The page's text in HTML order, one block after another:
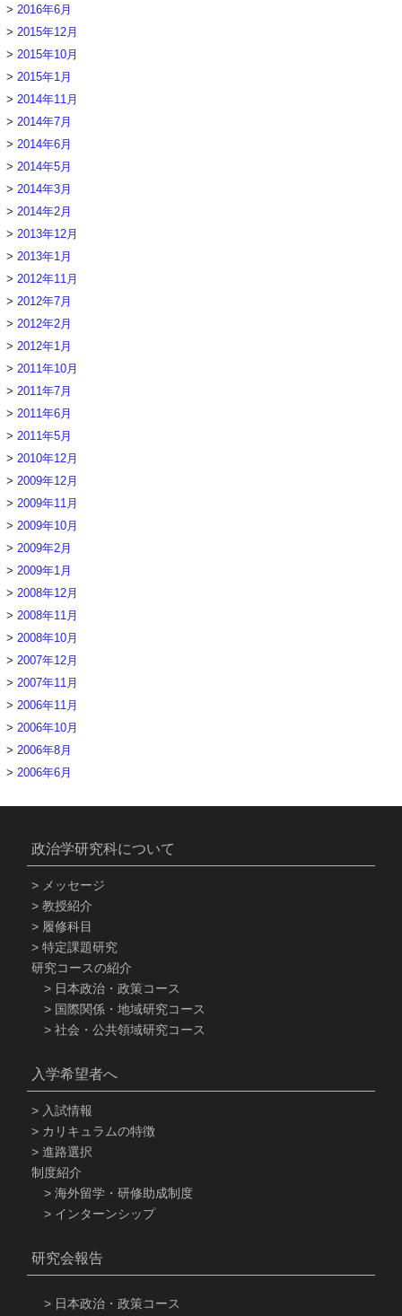
2016年6月
2015年12月
2015年10月
2015年1月
2014年11月
2014年7月
2014年6月
2014年5月
2014年3月
2014年2月
2013年12月
2013年1月
2012年11月
2012年7月
2012年2月
2012年1月
2011年10月
2011年7月
2011年6月
2011年5月
2010年12月
2009年12月
2009年11月
2009年10月
2009年2月
2009年1月
2008年12月
2008年11月
2008年10月
2007年12月
2007年11月
2006年11月
2006年10月
2006年8月
2006年6月
政治学研究科について
メッセージ
教授紹介
履修科目
特定課題研究
研究コースの紹介
日本政治・政策コース
国際関係・地域研究コース
社会・公共領域研究コース
入学希望者へ
入試情報
カリキュラムの特徴
進路選択
制度紹介
海外留学・研修助成制度
インターンシップ
研究会報告
日本政治・政策コース